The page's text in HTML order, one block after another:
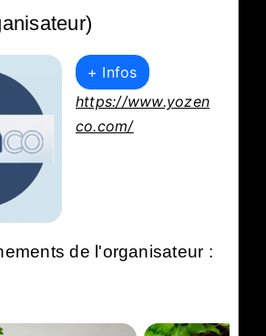
+ Infos
https://www.yozen
co.com/
de l'organisateur :